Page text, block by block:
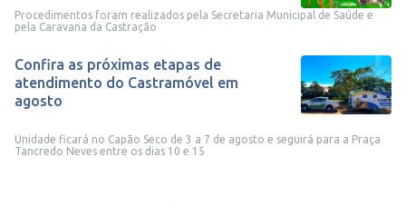
Procedimentos foram realizados pela Secretaria Municipal de Saúde e
pela Caravana da Castração
Confira as próximas etapas de
atendimento do Castramóvel em
agosto
Unidade ficará no Capão Seco de 3 a 7 de agosto e seguirá para a Praça
Tancredo Neves entre os dias 10 e 15